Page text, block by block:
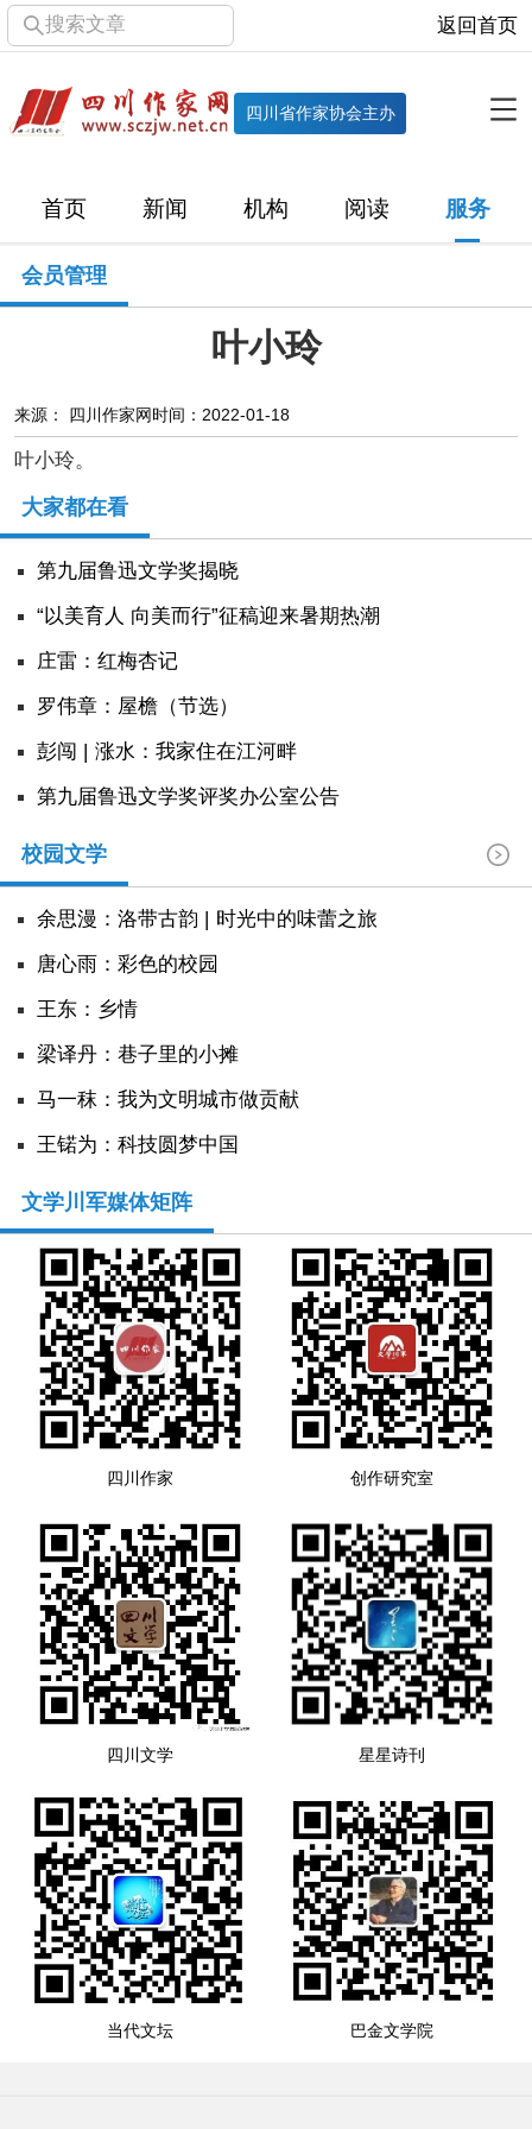
搜索文章 返回首页
四川省作家协会主办
首页 新闻 机构 阅读 服务
机构
直属单位 团体会员 主管社团 专门委员会
历届主席团
时政 文学动态
十百千
小说 散文 诗歌
校园文学 其他阅读
服务
入会须知 报刊联盟
四川文学 星星诗刊 当代文坛
公告公示 讣告
人事考试
会员管理
叶小玲
来源： 四川作家网时间：2022-01-18
叶小玲。
大家都在看
第九届鲁迅文学奖揭晓
“以美育人 向美而行”征稿迎来暑期热潮
庄雷：红梅杏记
罗伟章：屋檐（节选）
彭闯 | 涨水：我家住在江河畔
第九届鲁迅文学奖评奖办公室公告
校园文学
余思漫：洛带古韵 | 时光中的味蕾之旅
唐心雨：彩色的校园
王东：乡情
​梁译丹：巷子里的小摊
马一秣：我为文明城市做贡献
王锘为：科技圆梦中国
文学川军媒体矩阵
四川作家 创作研究室
四川文学 星星诗刊
当代文坛 巴金文学院